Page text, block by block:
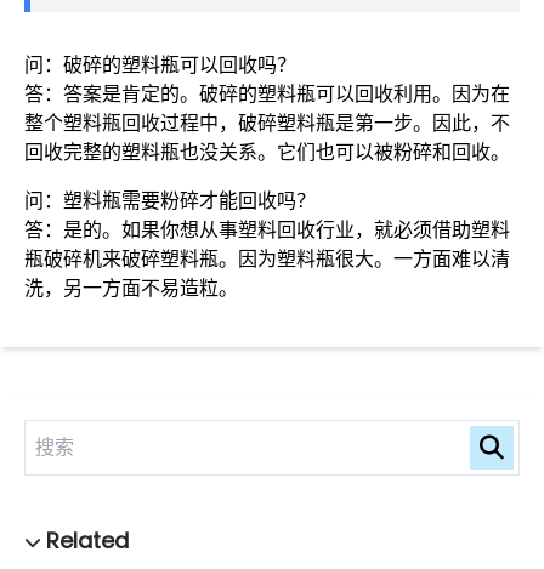
问：破碎的塑料瓶可以回收吗？
答：答案是肯定的。破碎的塑料瓶可以回收利用。因为在
整个塑料瓶回收过程中，破碎塑料瓶是第一步。因此，不
回收完整的塑料瓶也没关系。它们也可以被粉碎和回收。
问：塑料瓶需要粉碎才能回收吗？
答：是的。如果你想从事塑料回收行业，就必须借助塑料
瓶破碎机来破碎塑料瓶。因为塑料瓶很大。一方面难以清
洗，另一方面不易造粒。